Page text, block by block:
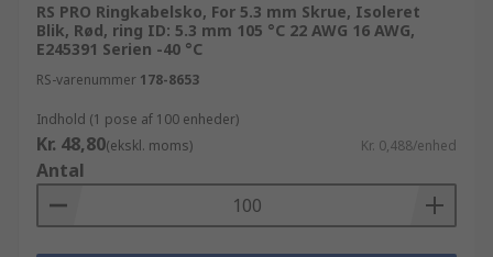
RS PRO Ringkabelsko, For 5.3 mm Skrue, Isoleret
Blik, Rød, ring ID: 5.3 mm 105 °C 22 AWG 16 AWG,
E245391 Serien -40 °C
RS-varenummer 178-8653
Indhold (1 pose af 100 enheder)
Kr. 48,80(ekskl. moms) Kr. 0,488/enhed
Antal